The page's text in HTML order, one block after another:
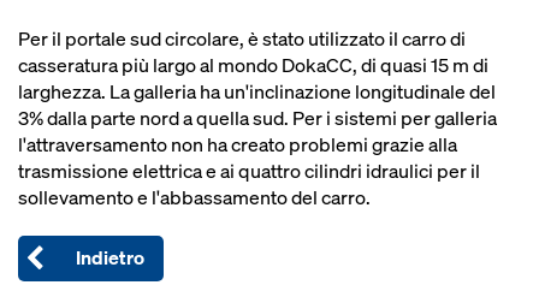
Per il portale sud circolare, è stato utilizzato il carro di
casseratura più largo al mondo DokaCC, di quasi 15 m di
larghezza. La galleria ha un'inclinazione longitudinale del
3% dalla parte nord a quella sud. Per i sistemi per galleria
l'attraversamento non ha creato problemi grazie alla
trasmissione elettrica e ai quattro cilindri idraulici per il
sollevamento e l'abbassamento del carro.
Indietro